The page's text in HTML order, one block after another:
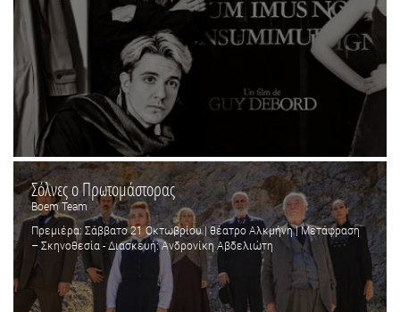
Σόλνες ο Πρωτομάστορας
Boem Team
Πρεμιέρα: Σάββατο 21 Οκτωβρίου | θέατρο Αλκμήνη | Μετάφραση
– Σκηνοθεσία - Διασκευή: Ανδρονίκη Αβδελιώτη